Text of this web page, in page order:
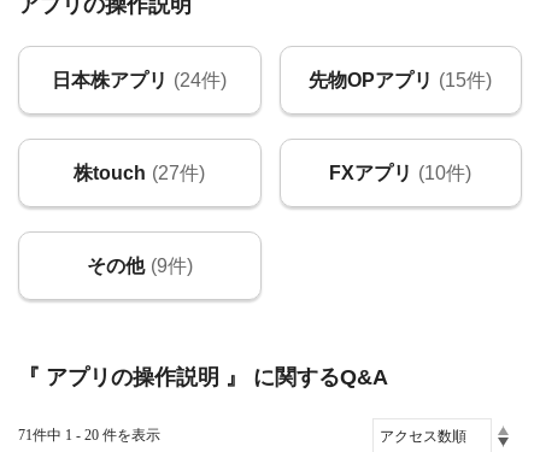
アプリの操作説明
日本株アプリ (24件) 先物OPアプリ (15件)
株touch (27件) FXアプリ (10件)
その他 (9件)
『 アプリの操作説明 』 に関するQ&A
71件中 1 - 20 件を表示